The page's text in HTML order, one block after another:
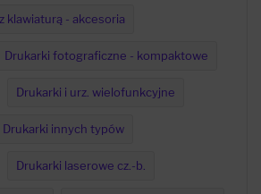
klawiaturą - akcesoria
Drukarki fotograficzne - kompaktowe
Drukarki i urz. wielofunkcyjne
Drukarki innych typów
Drukarki laserowe cz.-b.